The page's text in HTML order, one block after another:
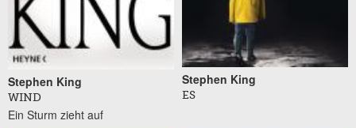
Stephen King
WIND
Ein Sturm zieht auf
Stephen King
ES